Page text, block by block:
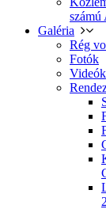
számú
Galéria
Rég
Fotók
Videók